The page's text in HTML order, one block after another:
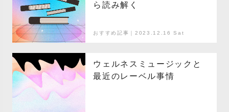
ら読み解く
おすすめ記事｜2023.12.16 Sat
ウェルネスミュージックと
最近のレーベル事情